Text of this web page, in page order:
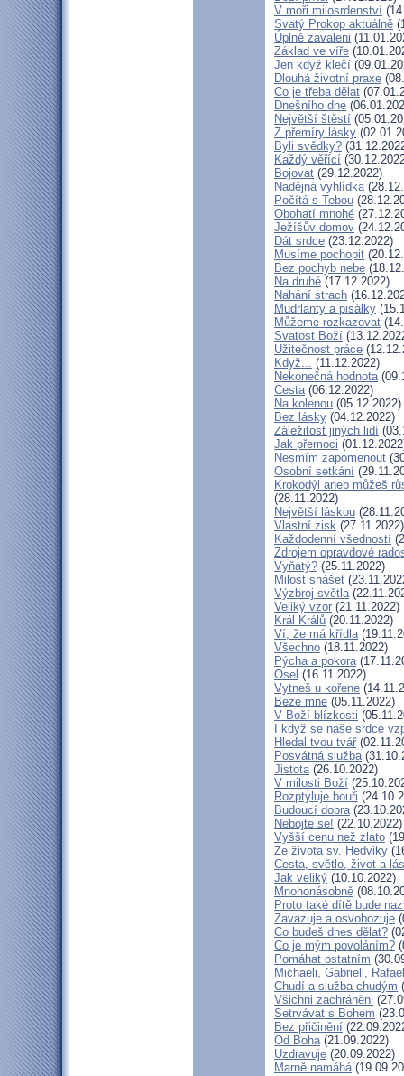
V moři milosrdenství
Svatý Prokop aktuálně
Úplně zavaleni
Základ ve víře
Jen když klečí
Dlouhá životní praxe
Co je třeba dělat
Dnešního dne
Největší štěstí
Z přemíry lásky
Byli svědky?
Každý věřící
Bojovat (29.12.2022)
Nadějná vyhlídka
Počítá s Tebou
Obohatí mnohé
Ježíšův domov
Dát srdce (23.12.2022)
Musíme pochopit
Bez pochyb nebe
Na druhé (17.12.2022)
Nahání strach
Mudrlanty a pisálky
Můžeme rozkazovat
Svatost Boží
Užitečnost práce
Když... (11.12.2022)
Nekonečná hodnota
Cesta(06.12.2022)
Na kolenou (05.12.2022)
Bez lásky (04.12.2022)
Záležitost jiných lidí
Jak přemoci
Nesmím zapomenout
Osobní setkání
Krokodýl aneb můžeš
(28.11.2022)
Největší láskou
Vlastní zisk (27.11.2022)
Každodenní všedností
Zdrojem opravdové
Vyňatý? (25.11.2022)
Milost snášet
Výzbroj světla
Veliký vzor (21.11.2022)
Král Králů (20.11.2022)
Ví, že má křídla
Všechno (18.11.2022)
Pýcha a pokora
Osel (16.11.2022)
Vytneš u kořene
Beze mne (05.11.2022)
V Boží blízkosti
I když se naše srdce
Hledal tvou tvář
Posvátná služba
Jistota(26.10.2022)
V milosti Boží
Rozptyluje bouři
Budoucí dobra
Nebojte se! (22.10.2022)
Vyšší cenu než zlato
Ze života sv. Hedviky
Cesta, světlo, život a
Jak veliký (10.10.2022)
Mnohonásobně
Proto také dítě bude
Zavazuje a osvobozuje
Co budeš dnes dělat?
Co je mým povoláním?
Pomáhat ostatním
Michaeli, Gabrieli,
Chudí a služba chudým
Všichni zachráněni
Setrvávat s Bohem
Bez přičinění
Od Boha(21.09.2022)
Uzdravuje (20.09.2022)
Marně namáhá